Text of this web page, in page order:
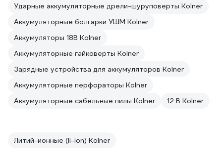
Ударные аккумуляторные дрели-шуруповерты Kolner
Аккумуляторные болгарки УШМ Kolner
Аккумуляторы 18В Kolner
Аккумуляторные гайковерты Kolner
Зарядные устройства для аккумуляторов Kolner
Аккумуляторные перфораторы Kolner
Аккумуляторные сабельные пилы Kolner
12 В Kolner
Литий-ионные (li-ion) Kolner